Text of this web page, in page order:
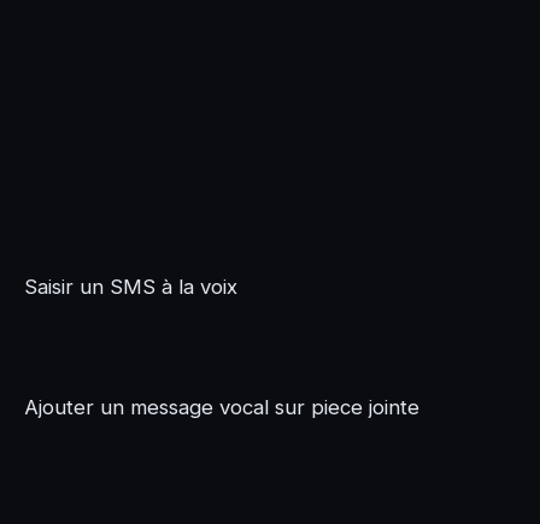
Saisir un SMS à la voix
Ajouter un message vocal sur piece jointe